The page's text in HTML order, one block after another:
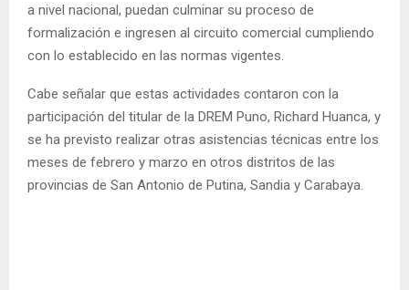
a nivel nacional, puedan culminar su proceso de
formalización e ingresen al circuito comercial cumpliendo
con lo establecido en las normas vigentes.
Cabe señalar que estas actividades contaron con la
participación del titular de la DREM Puno, Richard Huanca, y
se ha previsto realizar otras asistencias técnicas entre los
meses de febrero y marzo en otros distritos de las
provincias de San Antonio de Putina, Sandia y Carabaya.